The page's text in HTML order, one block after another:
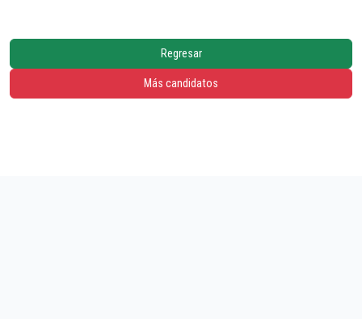
Regresar
Más candidatos